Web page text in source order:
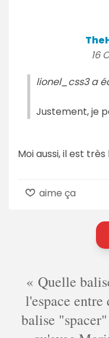
16
lionel_css3 a
Justement, je
Moi aussi, il est très
aime ça
Quelle
l'espace entre
balise